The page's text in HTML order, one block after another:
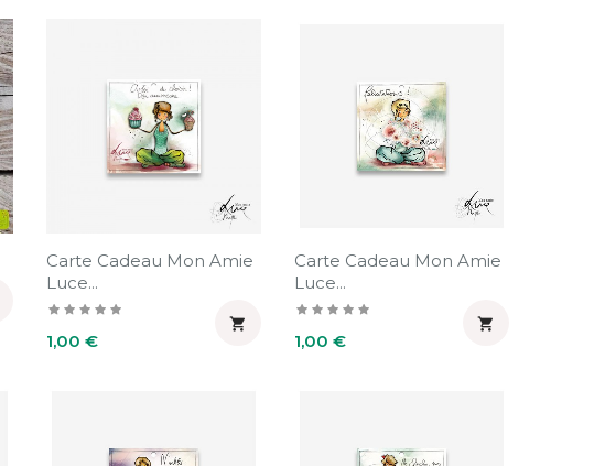
Carte Cadeau Mon Amie
Luce...
Prix
1,00 €

Carte Cadeau Mon Amie
Luce...
Prix
1,00 €
